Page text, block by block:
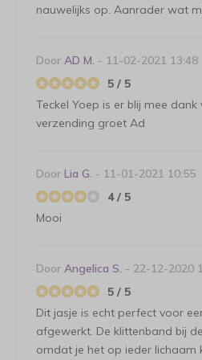
nauwelijks op. Aanrader wat
Door AD M. - 11-02-2021 13:48
5 / 5
Teckel Yoep is er blij mee dank
verzending groet Ad
Door Lia G. - 11-01-2021 10:55
4 / 5
Mooi
Door Angelica S. - 22-12-2020
5 / 5
Dit jasje is echt perfect voor
afgewerkt. De klittenband bij
omdat je het op ieder lichaam